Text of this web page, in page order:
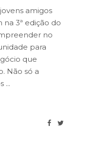
amigos
na 3ª edição do
no
para
que
Não só a